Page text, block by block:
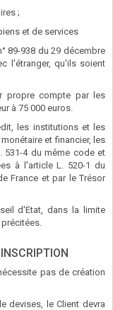
;
et de services
89-938 du 29 décembre
l'étranger, qu'ils soient
propre compte par les
à 75 000 euros.
les institutions et les
et financier, les
531-4 du même code et
à l'article L. 520-1 du
France et par le Trésor
d'Etat, dans la limite
pas de création
devises, le Client devra